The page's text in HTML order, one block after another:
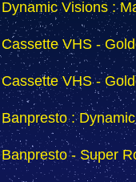
Dynamic Visions :
Cassette VHS -
Cassette VHS -
Banpresto :
Banpresto - Super